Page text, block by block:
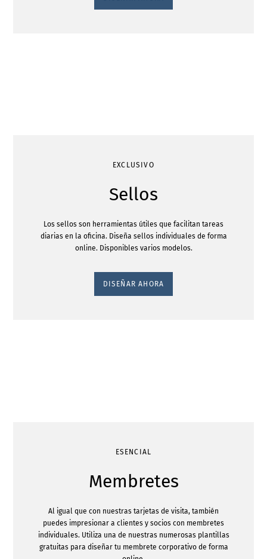
EXCLUSIVO
Sellos
Los sellos son herramientas útiles que facilitan tareas
diarias en la oficina. Diseña sellos individuales de forma
online. Disponibles varios modelos.
DISEÑAR AHORA
ESENCIAL
Membretes
Al igual que con nuestras tarjetas de visita, también
puedes impresionar a clientes y socios con membretes
individuales. Utiliza una de nuestras numerosas plantillas
gratuitas para diseñar tu membrete corporativo de forma